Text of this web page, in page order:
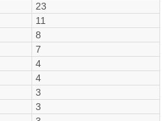
23
11
8
7
4
4
3
3